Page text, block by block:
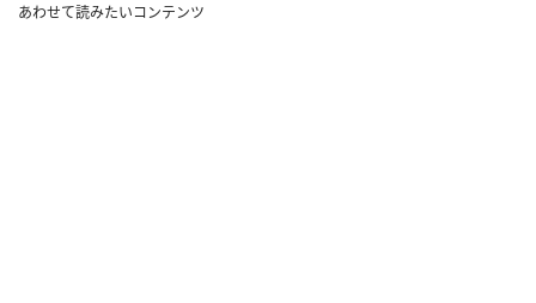
あわせて読みたいコンテンツ